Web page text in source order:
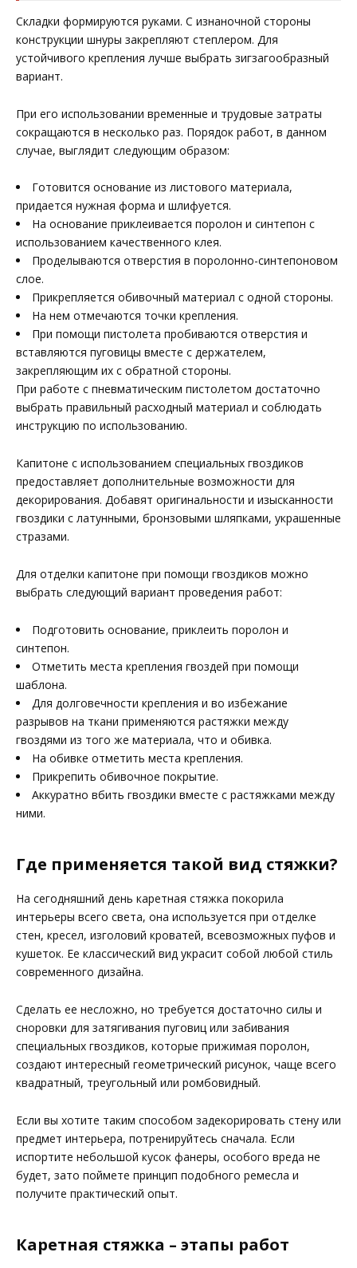
Складки формируются руками. С изнаночной стороны
конструкции шнуры закрепляют степлером. Для
устойчивого крепления лучше выбрать зигзагообразный
вариант.
При его использовании временные и трудовые затраты
сокращаются в несколько раз. Порядок работ, в данном
случае, выглядит следующим образом:
Готовится основание из листового материала,
придается нужная форма и шлифуется.
На основание приклеивается поролон и синтепон с
использованием качественного клея.
Проделываются отверстия в поролонно-синтепоновом
слое.
Прикрепляется обивочный материал с одной стороны.
На нем отмечаются точки крепления.
При помощи пистолета пробиваются отверстия и
вставляются пуговицы вместе с держателем,
закрепляющим их с обратной стороны.
При работе с пневматическим пистолетом достаточно
выбрать правильный расходный материал и соблюдать
инструкцию по использованию.
Капитоне с использованием специальных гвоздиков
предоставляет дополнительные возможности для
декорирования. Добавят оригинальности и изысканности
гвоздики с латунными, бронзовыми шляпками, украшенные
стразами.
Для отделки капитоне при помощи гвоздиков можно
выбрать следующий вариант проведения работ:
Подготовить основание, приклеить поролон и
синтепон.
Отметить места крепления гвоздей при помощи
шаблона.
Для долговечности крепления и во избежание
разрывов на ткани применяются растяжки между
гвоздями из того же материала, что и обивка.
На обивке отметить места крепления.
Прикрепить обивочное покрытие.
Аккуратно вбить гвоздики вместе с растяжками между
ними.
Где применяется такой вид стяжки?
На сегодняшний день каретная стяжка покорила
интерьеры всего света, она используется при отделке
стен, кресел, изголовий кроватей, всевозможных пуфов и
кушеток. Ее классический вид украсит собой любой стиль
современного дизайна.
Сделать ее несложно, но требуется достаточно силы и
сноровки для затягивания пуговиц или забивания
специальных гвоздиков, которые прижимая поролон,
создают интересный геометрический рисунок, чаще всего
квадратный, треугольный или ромбовидный.
Если вы хотите таким способом задекорировать стену или
предмет интерьера, потренируйтесь сначала. Если
испортите небольшой кусок фанеры, особого вреда не
будет, зато поймете принцип подобного ремесла и
получите практический опыт.
Каретная стяжка – этапы работ